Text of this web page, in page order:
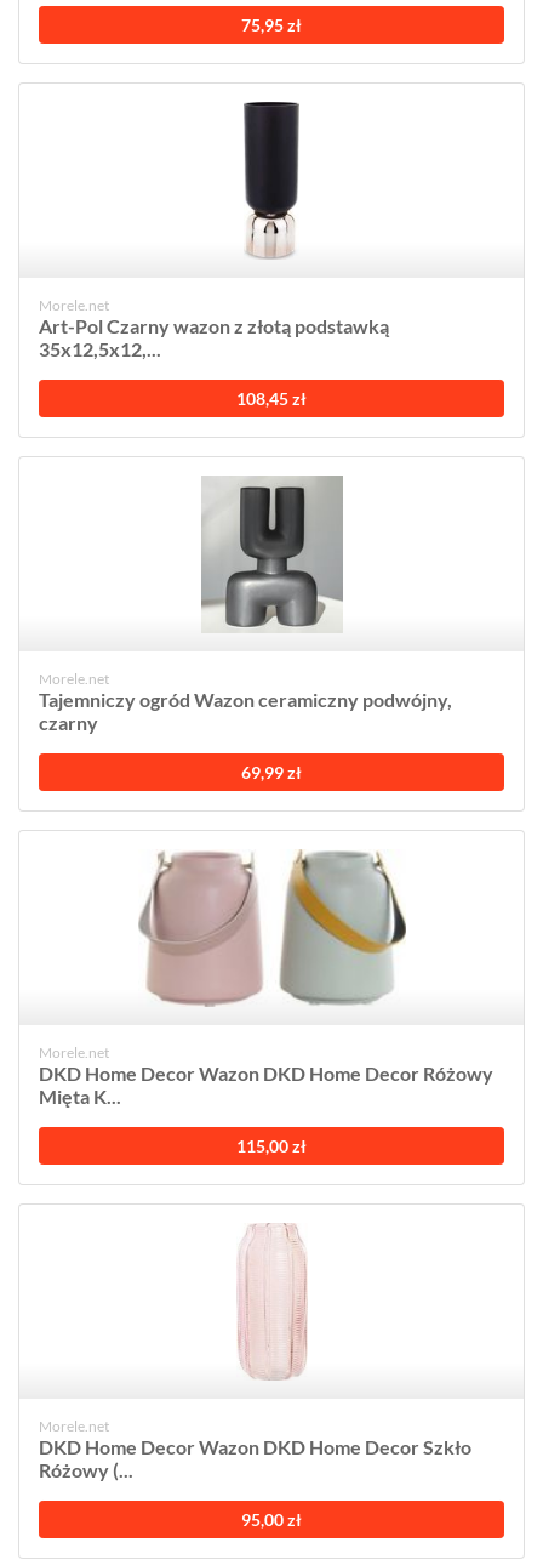
75,95 zł
Morele.net
Art-Pol Czarny wazon z złotą podstawką
35x12,5x12,...
108,45 zł
Morele.net
Tajemniczy ogród Wazon ceramiczny podwójny,
czarny
69,99 zł
Morele.net
DKD Home Decor Wazon DKD Home Decor Różowy
Mięta K...
115,00 zł
Morele.net
DKD Home Decor Wazon DKD Home Decor Szkło
Różowy (...
95,00 zł